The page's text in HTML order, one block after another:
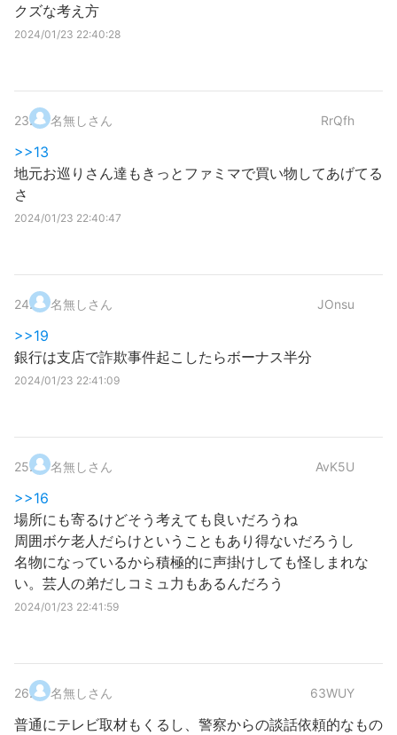
クズな考え方
2024/01/23 22:40:28
23. 名無しさん RrQfh
>>13
地元お巡りさん達もきっとファミマで買い物してあげてる
さ
2024/01/23 22:40:47
24. 名無しさん JOnsu
>>19
銀行は支店で詐欺事件起こしたらボーナス半分
2024/01/23 22:41:09
25. 名無しさん AvK5U
>>16
場所にも寄るけどそう考えても良いだろうね
周囲ボケ老人だらけということもあり得ないだろうし
名物になっているから積極的に声掛けしても怪しまれな
い。芸人の弟だしコミュ力もあるんだろう
2024/01/23 22:41:59
26. 名無しさん 63WUY
普通にテレビ取材もくるし、警察からの談話依頼的なもの